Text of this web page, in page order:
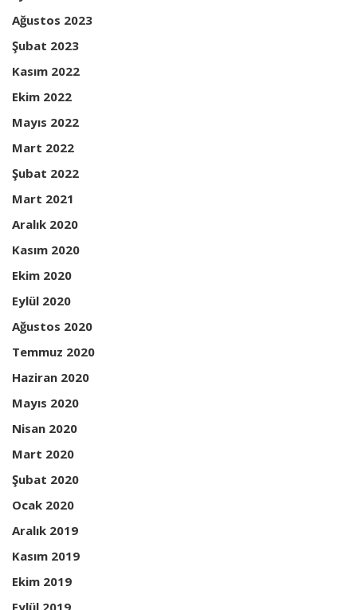
Ağustos 2023
Şubat 2023
Kasım 2022
Ekim 2022
Mayıs 2022
Mart 2022
Şubat 2022
Mart 2021
Aralık 2020
Kasım 2020
Ekim 2020
Eylül 2020
Ağustos 2020
Temmuz 2020
Haziran 2020
Mayıs 2020
Nisan 2020
Mart 2020
Şubat 2020
Ocak 2020
Aralık 2019
Kasım 2019
Ekim 2019